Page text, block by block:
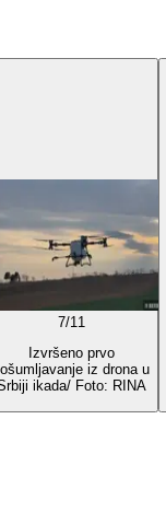
7/11
Izvršeno prvo
iz drona u
ikada/ Foto: RINA